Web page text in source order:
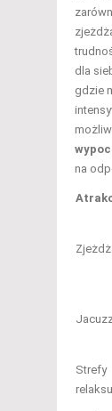
dla
gdzie
na
Strefy
relaksu